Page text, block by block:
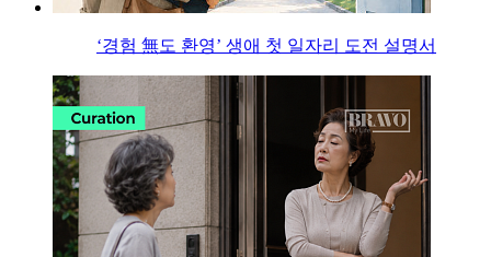
‘경험 無도 환영’ 생애 첫 일자리 도전 설명서